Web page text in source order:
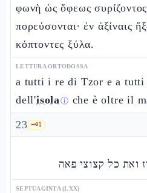
φωνὴ ὡς ὄφεως
πορεύσονται· ἐν ἀξίναις
κόπτοντες ξύλα.
LETTURA ORTODOSSA
a tutti i re di Tzor e a
dell'isolaⓘ che è oltre il
23 🗝️1
ואת כל קצוצי פאה
SEPTUAGINTA (LXX)